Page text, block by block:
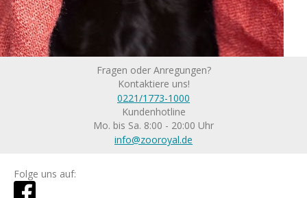
Fragen oder Anregungen?
Kontaktiere uns!
0221/1773-1000
Kundenhotline
Mo. bis Sa. 8:00 - 20:00 Uhr
info@zooroyal.de
Folge uns auf: